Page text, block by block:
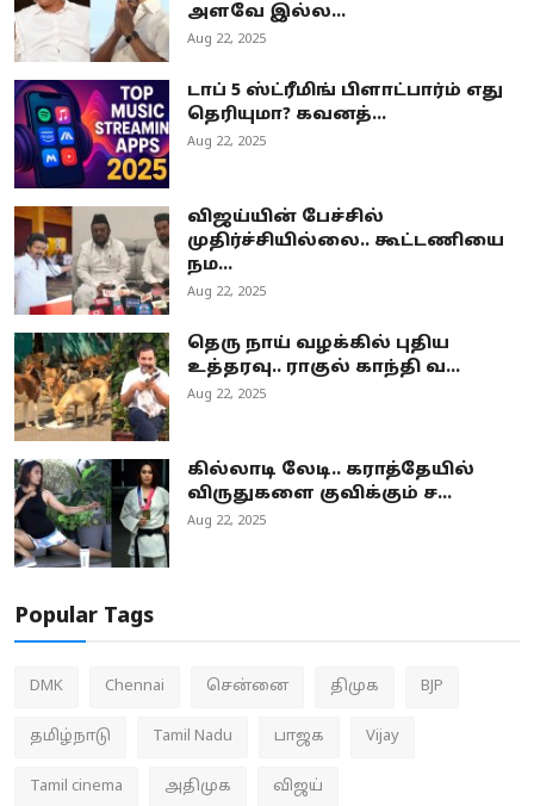
அளவே இல்ல...
Aug 22, 2025
டாப் 5 ஸ்ட்ரீமிங் பிளாட்பார்ம் எது
தெரியுமா? கவனத்...
Aug 22, 2025
விஜய்யின் பேச்சில்
முதிர்ச்சியில்லை.. கூட்டணியை
நம...
Aug 22, 2025
தெரு நாய் வழக்கில் புதிய
உத்தரவு.. ராகுல் காந்தி வ...
Aug 22, 2025
கில்லாடி லேடி.. கராத்தேயில்
விருதுகளை குவிக்கும் ச...
Aug 22, 2025
Popular Tags
DMK Chennai சென்னை திமுக BJP
தமிழ்நாடு Tamil Nadu பாஜக Vijay
Tamil cinema அதிமுக விஜய்